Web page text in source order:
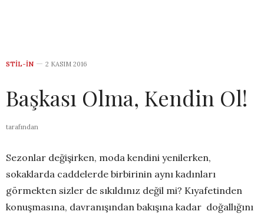
STIL-IN 2 KASIM 2016
Başkası Olma, Kendin Ol!
tarafından
Sezonlar değişirken, moda kendini yenilerken,
sokaklarda caddelerde birbirinin aynı kadınları
görmekten sizler de sıkıldınız değil mi? Kıyafetinden
konuşmasına, davranışından bakışına kadar doğallığını